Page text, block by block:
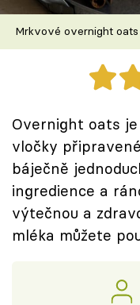
Škola vaření
Recepty z TV
Speciál: Cuketa
Těhotnej kuchař
Sledujte prima+
Přihlášení
Mrkvové overnight oats
Overnight oats
vločky
báječně
ingredience a
výtečnou a
mléka můžete